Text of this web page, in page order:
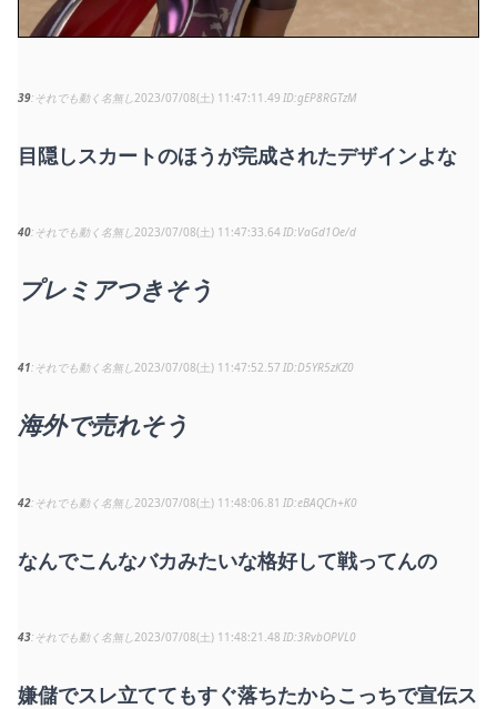
39 それでも動く名無し2023/07/08(土) 11:47:11.49 gEP8RGTzM
目隠しスカートのほうが完成されたデザインよな
40 それでも動く名無し2023/07/08(土) 11:47:33.64 VaGd1Oe/d
プレミアつきそう
41 それでも動く名無し2023/07/08(土) 11:47:52.57 D5YR5zKZ0
海外で売れそう
42 それでも動く名無し2023/07/08(土) 11:48:06.81 eBAQCh+K0
なんでこんなバカみたいな格好して戦ってんの
43 それでも動く名無し2023/07/08(土) 11:48:21.48 3RvbOPVL0
嫌儲でスレ立ててもすぐ落ちたからこっちで宣伝ス